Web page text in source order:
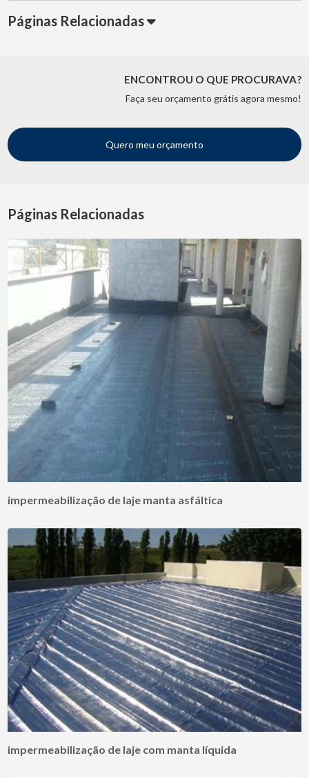
Páginas Relacionadas
ENCONTROU O QUE PROCURAVA?
Faça seu orçamento grátis agora mesmo!
Quero meu orçamento
Páginas Relacionadas
impermeabilização de laje manta asfáltica
impermeabilização de laje com manta líquida